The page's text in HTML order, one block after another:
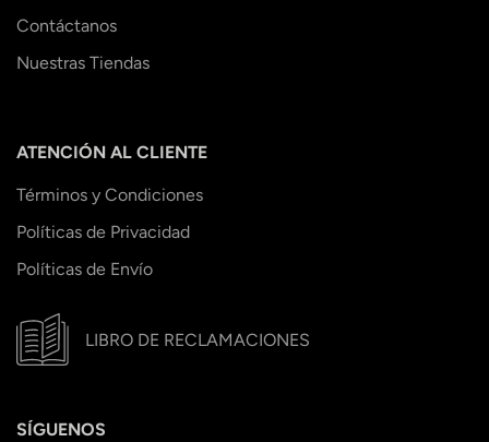
Contáctanos
Nuestras Tiendas
ATENCIÓN AL CLIENTE
Términos y Condiciones
Políticas de Privacidad
Políticas de Envío
LIBRO DE RECLAMACIONES
SÍGUENOS